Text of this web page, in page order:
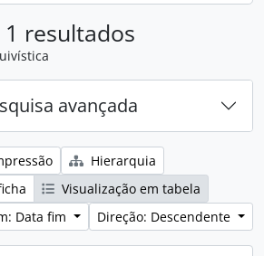
resultados
avançada
Hierarquia
Visualização em tabela
Data fim
Direção: Descendente